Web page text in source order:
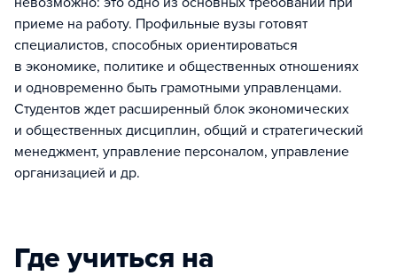
приеме на работу. Профильные вузы готовят
специалистов, способных ориентироваться
в экономике, политике и общественных отношениях
и одновременно быть грамотными управленцами.
Студентов ждет расширенный блок экономических
и общественных дисциплин, общий и стратегический
менеджмент, управление персоналом, управление
организацией и др.
Где учиться на